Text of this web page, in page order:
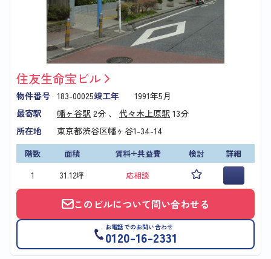
住友生命宝ビル
物件番号 183-00025竣工年
1991年5月
最寄駅
幡ヶ谷駅 2分 、 代々木上原駅 13分
所在地
東京都渋谷区幡ヶ谷1-34-14
階数 面積 賃料+共益費 検討
詳細
1
31.12坪 応相談
このビルについて問い合わせる
お電話でのお問い合わせ
0120-16-2331